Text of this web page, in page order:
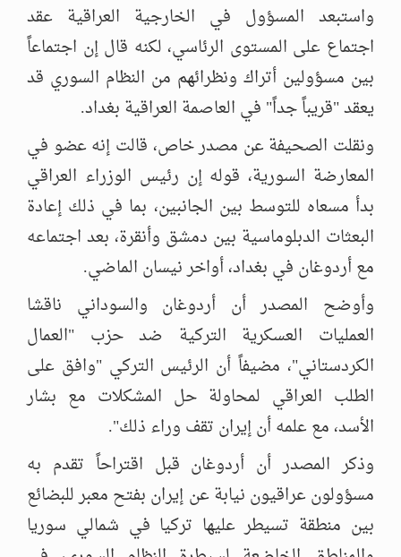
واستبعد المسؤول في الخارجية العراقية عقد
اجتماع على المستوى الرئاسي، لكنه قال إن اجتماعاً
بين مسؤولين أتراك ونظرائهم من النظام السوري قد
يعقد "قريباً جداً" في العاصمة العراقية بغداد.
ونقلت الصحيفة عن مصدر خاص، قالت إنه عضو في
المعارضة السورية، قوله إن رئيس الوزراء العراقي
بدأ مسعاه للتوسط بين الجانبين، بما في ذلك إعادة
البعثات الدبلوماسية بين دمشق وأنقرة، بعد اجتماعه
مع أردوغان في بغداد، أواخر نيسان الماضي.
وأوضح المصدر أن أردوغان والسوداني ناقشا
العمليات العسكرية التركية ضد حزب "العمال
الكردستاني"، مضيفاً أن الرئيس التركي "وافق على
الطلب العراقي لمحاولة حل المشكلات مع بشار
الأسد، مع علمه أن إيران تقف وراء ذلك".
وذكر المصدر أن أردوغان قبل اقتراحاً تقدم به
مسؤولون عراقيون نيابة عن إيران بفتح معبر للبضائع
بين منطقة تسيطر عليها تركيا في شمالي سوريا